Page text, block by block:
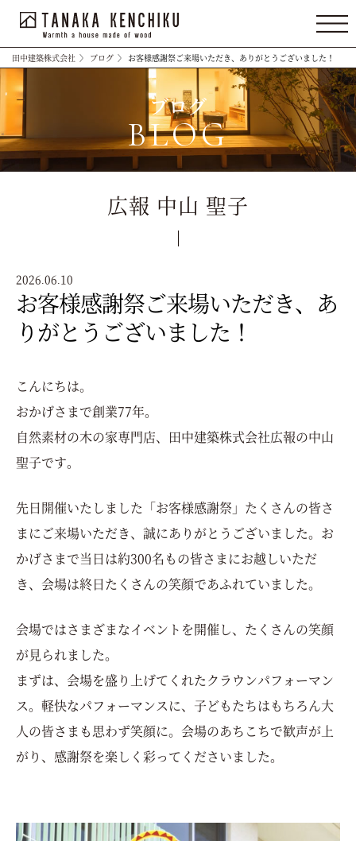
田中建築株式会社 〉 ブログ 〉 お客様感謝祭ご来場いただき、ありがとうございました！
ブログ
BLOG
広報 中山 聖子
2026.06.10
お客様感謝祭ご来場いただき、あ
りがとうございました！
こんにちは。
おかげさまで創業77年。
自然素材の木の家専門店、田中建築株式会社広報の中山
聖子です。
先日開催いたしました「お客様感謝祭」たくさんの皆さ
まにご来場いただき、誠にありがとうございました。 お
かげさまで当日は約300名もの皆さまにお越しいただ
き、会場は終日たくさんの笑顔であふれていました。
会場ではさまざまなイベントを開催し、たくさんの笑顔
が見られました。
まずは、会場を盛り上げてくれたクラウンパフォーマン
ス。 軽快なパフォーマンスに、子どもたちはもちろん大
人の皆さまも思わず笑顔に。会場のあちこちで歓声が上
がり、感謝祭を楽しく彩ってくださいました。